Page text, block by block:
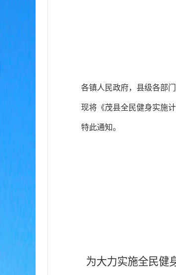
各镇人 民政府，县级各部门
现将《茂县全民健身实施
特此通知。
为大力实施全民健